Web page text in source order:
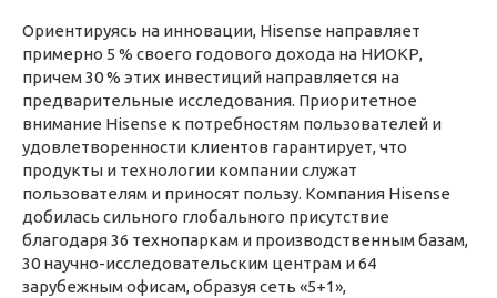
Ориентируясь на инновации, Hisense направляет
примерно 5 % своего годового дохода на НИОКР,
причем 30 % этих инвестиций направляется на
предварительные исследования. Приоритетное
внимание Hisense к потребностям пользователей и
удовлетворенности клиентов гарантирует, что
продукты и технологии компании служат
пользователям и приносят пользу. Компания Hisense
добилась сильного глобального присутствие
благодаря 36 технопаркам и производственным базам,
30 научно-исследовательским центрам и 64
зарубежным офисам, образуя сеть «5+1»,